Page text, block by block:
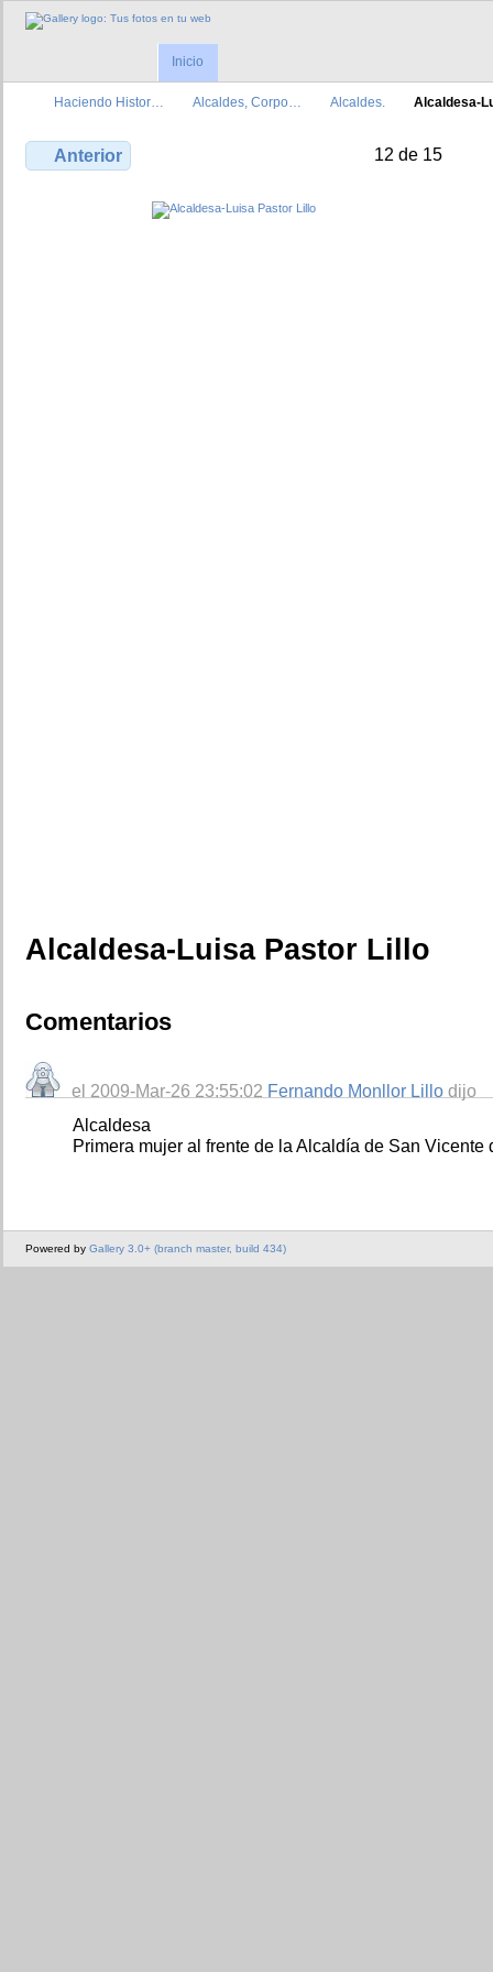
Inicio
Haciendo Histor… Alcaldes, Corpo… Alcaldes. Alcaldesa-
Anterior 12 de 15
Alcaldesa-Luisa Pastor Lillo
Comentarios
el 2009-Mar-26 23:55:02 Fernando Monllor Lillo dijo
Alcaldesa
Primera mujer al frente de la Alcaldía de San Vicente
Powered by Gallery 3.0+ (branch master, build 434)